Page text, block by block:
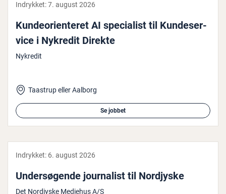
Indrykket:7. august 2026
Kun­de­o­ri­en­te­ret AI spe­ci­a­list til Kun­de­ser­
vi­ce i Nykredit Direkte
Nykredit
Taastrup eller Aalborg
Se jobbet
Indrykket: 6. august 2026
Un­der­sø­gen­de jour­na­list til Nordjyske
Det Nordjyske Mediehus A/S